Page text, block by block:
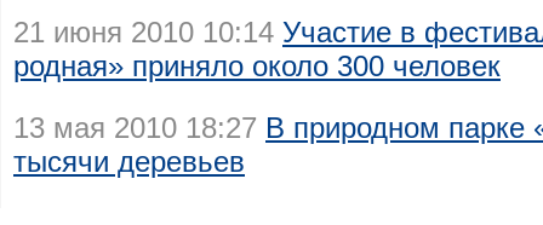
21 июня 2010 10:14 Участие в
родная» приняло около 300 человек
13 мая 2010 18:27 В природном парке
тысячи деревьев